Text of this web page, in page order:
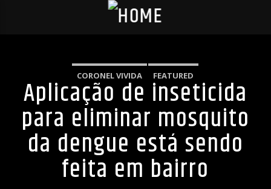
CORONEL VIVIDA FEATURED
Aplicação de inseticida
para eliminar mosquito
da dengue está sendo
feita em bairro